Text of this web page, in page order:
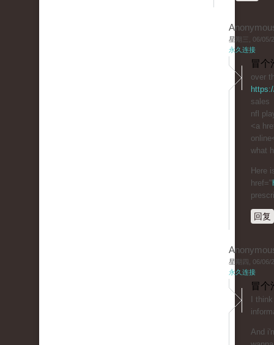
星期三, 06/05/
永久连接
冒个
over
sales
nfl
<a
what
Here
href="
回复
星期四, 06/06/
永久连接
冒个
I
And